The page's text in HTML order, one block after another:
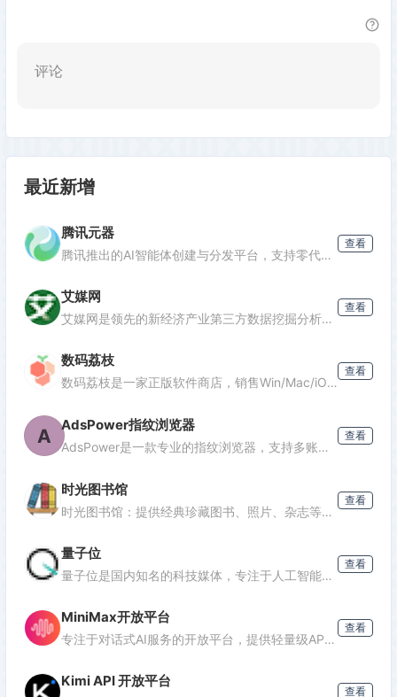
评论
最近新增
腾讯元器
腾讯推出的AI智能体创建与分发平台，支持零代码开发专属AI聊天机器人，深度集成腾讯生态能力，可分发至微信等渠道。
查看
艾媒网
艾媒网是领先的新经济产业第三方数据挖掘分析机构，提供行业报告、消费洞察和商业趋势数据，覆盖AI、电商、汽车等多个领域。
查看
数码荔枝
数码荔枝是一家正版软件商店，销售Win/Mac/iOS/Android平台的影音、办公、设计等软件，并提供使用教程和会员优惠。
查看
A AdsPower指纹浏览器
AdsPower是一款专业的指纹浏览器，支持多账号防关联管理，适用于跨境电商、广告投放、社媒营销等场景，提供独立浏览器环境，降低封号风险。
查看
时光图书馆
时光图书馆：提供经典珍藏图书、照片、杂志等文化资源的数字平台。
查看
量子位
量子位是国内知名的科技媒体，专注于人工智能领域，提供最新AI资讯、行业分析和深度报道，是了解AI发展的重要窗口。
查看
MiniMax开放平台
专注于对话式AI服务的开放平台，提供轻量级API接口，支持多轮对话、文本生成等功能，适合需要快速集成对话能力的开发者。
查看
Kimi API 开放平台
查看